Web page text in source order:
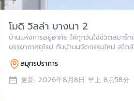
โมดิ วิลล่า บางนา 2
บ้านแห่งการอยู่อาศัย ให้ทุกวันใช้ชีวิตสมาร์ท
บรรยากาศยุโรป กับบ้านนวัตกรรมใหม่ สไต
4.29 - 6 ล้าน*
สมุทรปราการ
更新: 2026年8月8日 早上 8点58分